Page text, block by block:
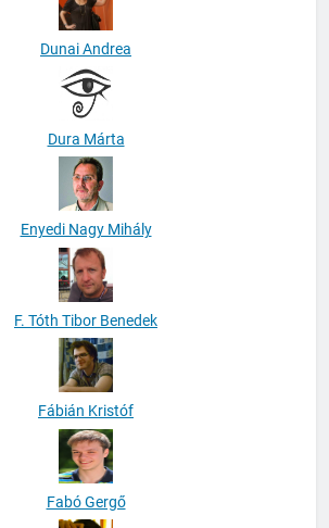
Dunai Andrea
Dura Márta
Enyedi Nagy Mihály
F. Tóth Tibor Benedek
Fábián Kristóf
Fabó Gergő